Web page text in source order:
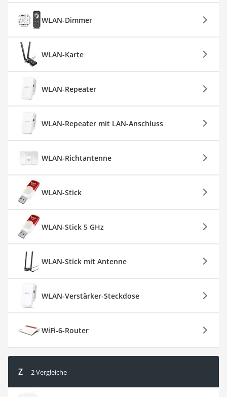
WLAN-Dimmer
WLAN-Karte
WLAN-Repeater
WLAN-Repeater mit LAN-Anschluss
WLAN-Richtantenne
WLAN-Stick
WLAN-Stick 5 GHz
WLAN-Stick mit Antenne
WLAN-Verstärker-Steckdose
WiFi-6-Router
Z 2 Vergleiche